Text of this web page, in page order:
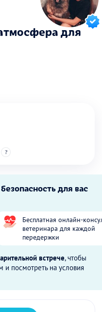
для
?
для вас
Бесплатная онлайн-
ветеринара для каждой
передержки
встрече, чтобы
и посмотреть на условия